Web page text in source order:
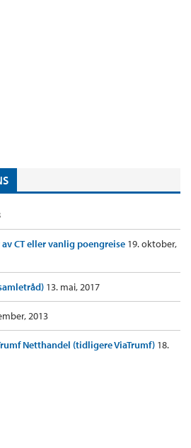
CT eller vanlig poengreise 19. oktober,
13. mai, 2017
2013
Netthandel (tidligere ViaTrumf) 18.